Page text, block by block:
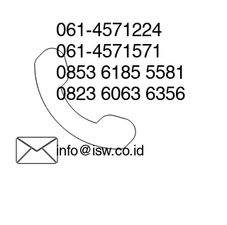
061-4571224
061-4571571
0853 6185 5581
0823 6063 6356
info@isw.co.id